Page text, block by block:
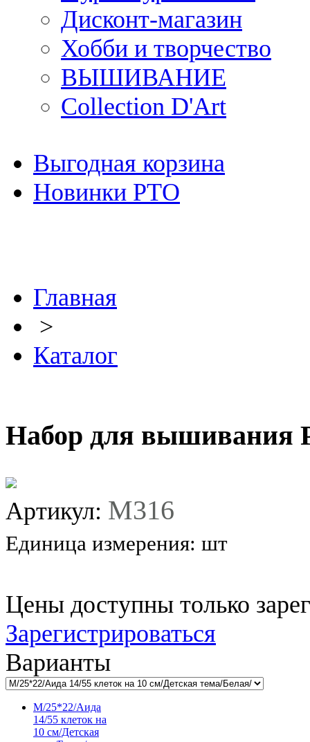
Дисконт-магазин
Хобби и творчество
ВЫШИВАНИЕ
Collection D'Art
Выгодная корзина
Новинки РТО
Главная
>
Каталог
Набор для вышивания
Артикул: M316
Единица измерения: шт
Цены доступны только
Зарегистрироваться
Варианты
M/25*22/Аида
14/55 клеток на
10 см/Детская